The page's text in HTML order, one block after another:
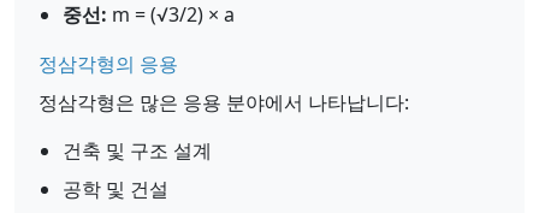
중선: m = (√3/2) × a
정삼각형의 응용
정삼각형은 많은 응용 분야에서 나타납니다:
건축 및 구조 설계
공학 및 건설